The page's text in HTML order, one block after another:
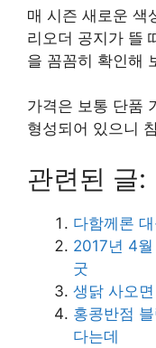
매 시즌 새로운 색
리오더 공지가 뜰
을 꼼꼼히 확인해
가격은 보통 단품
형성되어 있으니
관련된 글:
다함께론
2017년 4
굿
생닭 사오
홍콩반점
다는데